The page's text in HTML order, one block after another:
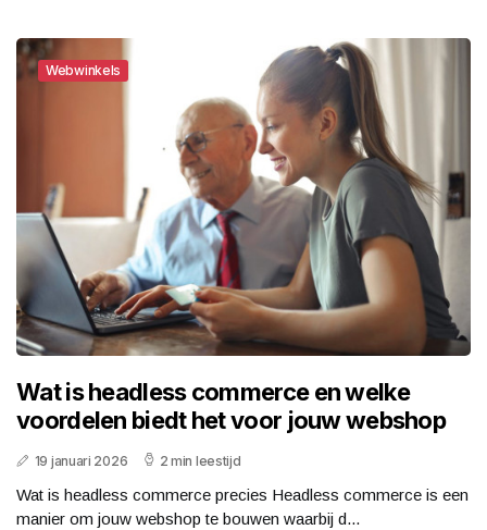
Webwinkels
Wat is headless commerce en welke
voordelen biedt het voor jouw webshop
19 januari 2026 2 min leestijd
Wat is headless commerce precies Headless commerce is een
manier om jouw webshop te bouwen waarbij d...